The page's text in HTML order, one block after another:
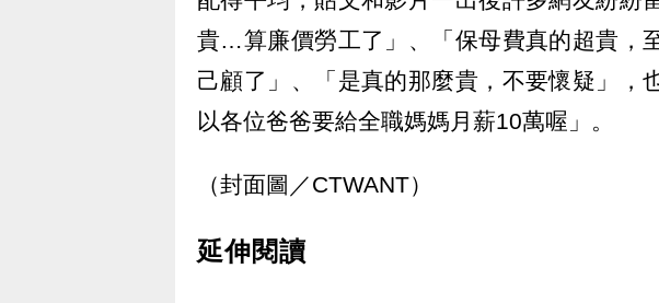
貴…算廉價勞工了」、「保母費真的超貴，
己顧了」、「是真的那麼貴，不要懷疑」，
以各位爸爸要給全職媽媽月薪10萬喔」。
（封面圖／CTWANT）
延伸閱讀